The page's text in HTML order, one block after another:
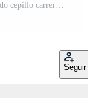
un maravilloso rosado degradado mano dibujado cepillo carrera con texturizado grunge bordes PNG Gratis
Seguir